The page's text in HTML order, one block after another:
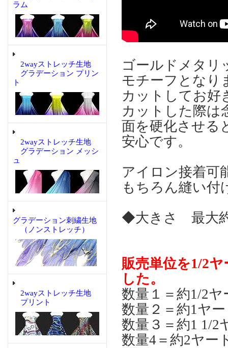
ラム
2wayストレッチ生地
グラデーション プリン
ト
2wayストレッチ生地
グラデーション メッシ
ュ
グラデーション刺繍生地
（ノンストレッチ）
2wayストレッチ生地
プリント
ゴールドメタリ
モチーフとな
カットしてお好
カットした際は
面を硬化させる
安心です。
アイロン接着可
もちろん縫い付
◆大きさ 最大
販売単位を1/2
した。
数量１＝約1/2ヤ
数量２＝約1ヤ
数量３＝約1 1/2
数量4＝約2ヤー